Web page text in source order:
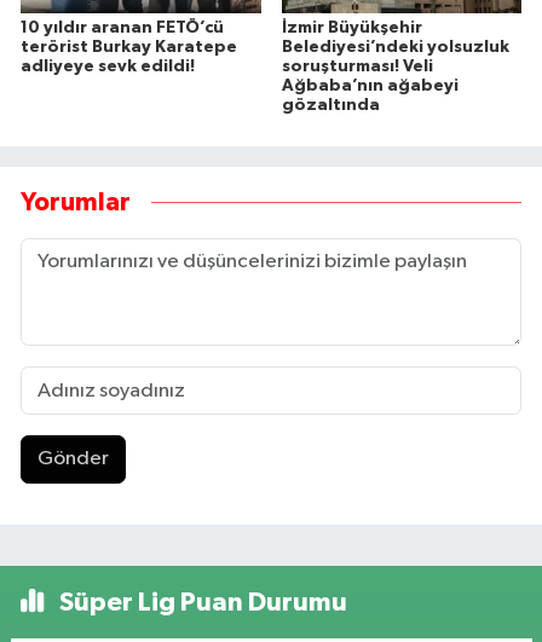
10 yıldır aranan FETÖ’cü
terörist Burkay Karatepe
adliyeye sevk edildi!
İzmir Büyükşehir
Belediyesi’ndeki yolsuzluk
soruşturması! Veli
Ağbaba’nın ağabeyi
gözaltında
Yorumlar
Gönder
Süper Lig Puan Durumu